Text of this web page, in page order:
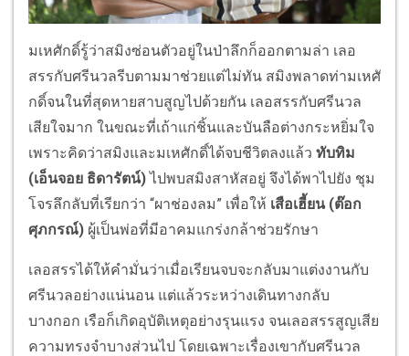
มเหศักดิ์รู้ว่าสมิงซ่อนตัวอยู่ในป่าลึกก็ออกตามล่า เลอ
สรรกับศรีนวลรีบตามมาช่วยแต่ไม่ทัน สมิงพลาดท่ามเหศั
กดิ์จนในที่สุดหายสาบสูญไปด้วยกัน เลอสรรกับศรีนวล
เสียใจมาก ในขณะที่เถ้าแก่ชิ้นและบันลือต่างกระหยิ่มใจ
เพราะคิดว่าสมิงและมเหศักดิ์ได้จบชีวิตลงแล้ว ทับทิม
(เอ็นจอย ธิดารัตน์)ไปพบสมิงสาหัสอยู่ จึงได้พาไปยัง ชุม
โจรลึกลับที่เรียกว่า “ผาช่องลม” เพื่อให้ เสือเฮี้ยน (ต๊อก
ศุภกรณ์) ผู้เป็นพ่อที่มีอาคมแกร่งกล้าช่วยรักษา
เลอสรรได้ให้คำมั่นว่าเมื่อเรียนจบจะกลับมาแต่งงานกับ
ศรีนวลอย่างแน่นอน แต่แล้วระหว่างเดินทางกลับ
บางกอก เรือก็เกิดอุบัติเหตุอย่างรุนแรง จนเลอสรรสูญเสีย
ความทรงจำบางส่วนไป โดยเฉพาะเรื่องเขากับศรีนวล